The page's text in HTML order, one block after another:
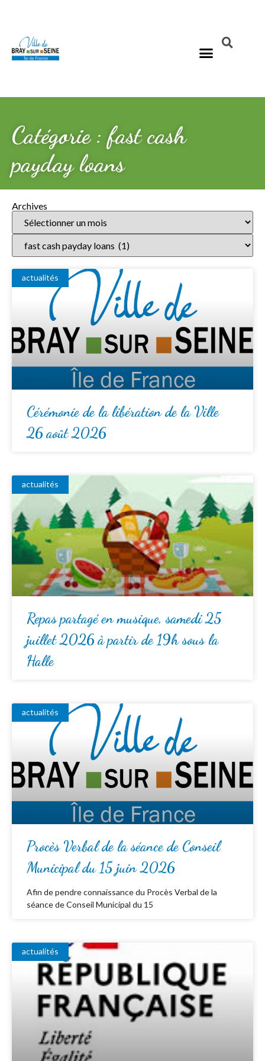
Catégorie : fast cash
payday loans
Archives
actualités
Cérémonie de la libération de la Ville
26 août 2026
actualités
Repas partagé en musique, samedi 25
juillet 2026 à partir de 19h sous la
Halle
actualités
Procès Verbal de la séance de Conseil
Municipal du 15 juin 2026
Afin de pendre connaissance du Procès Verbal de la
séance de Conseil Municipal du 15
actualités